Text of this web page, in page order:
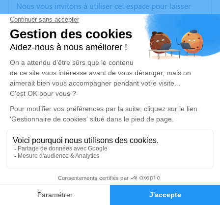
Faire-part Hommages
Nous vous invitons à utiliser cet espace pour laisser
vos condoléances, partager des photos souvenirs, une
anecdote ou exprimer vos pensées à travers des
poèmes ou des textes. Cet endroit est un lieu
d'expression dédié à honorer la mémoire de Charlette
STROZYK.
Un service de plantation d’arbre hommage est
disponible ici.
Je rends hommage
Cérémonie religieuse
Église Sainte Anne de Lavault-Sainte-Anne
Place du Prieuré